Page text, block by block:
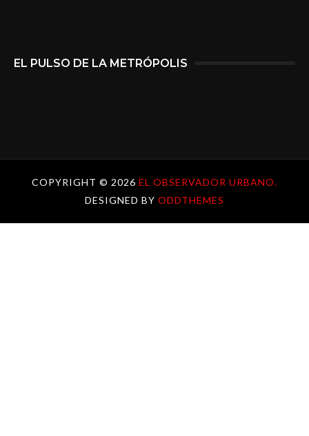
EL PULSO DE LA METRÓPOLIS
COPYRIGHT © 2026 EL OBSERVADOR URBANO.
DESIGNED BY ODDTHEMES